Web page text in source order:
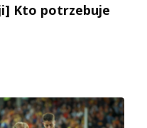
Kto potrzebuje